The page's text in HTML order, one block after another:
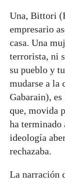
Una, Bittori
empresario
casa. Una
terrorista, ni
su pueblo y
mudarse a la
Gabarain),
que, movida
ha terminado
ideología
rechazaba.
La narración